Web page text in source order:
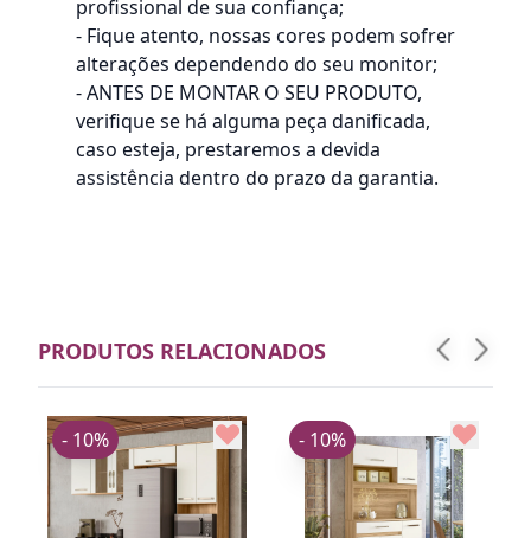
profissional de sua confiança;
- Fique atento, nossas cores podem sofrer
alterações dependendo do seu monitor;
- ANTES DE MONTAR O SEU PRODUTO,
verifique se há alguma peça danificada,
caso esteja, prestaremos a devida
assistência dentro do prazo da garantia.
PRODUTOS RELACIONADOS
- 10% - 10%